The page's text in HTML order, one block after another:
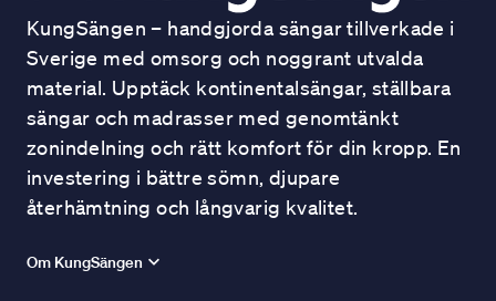
KungSängen – handgjorda sängar tillverkade i
Sverige med omsorg och noggrant utvalda
material. Upptäck kontinentalsängar, ställbara
sängar och madrasser med genomtänkt
zonindelning och rätt komfort för din kropp. En
investering i bättre sömn, djupare
återhämtning och långvarig kvalitet.
Om KungSängen